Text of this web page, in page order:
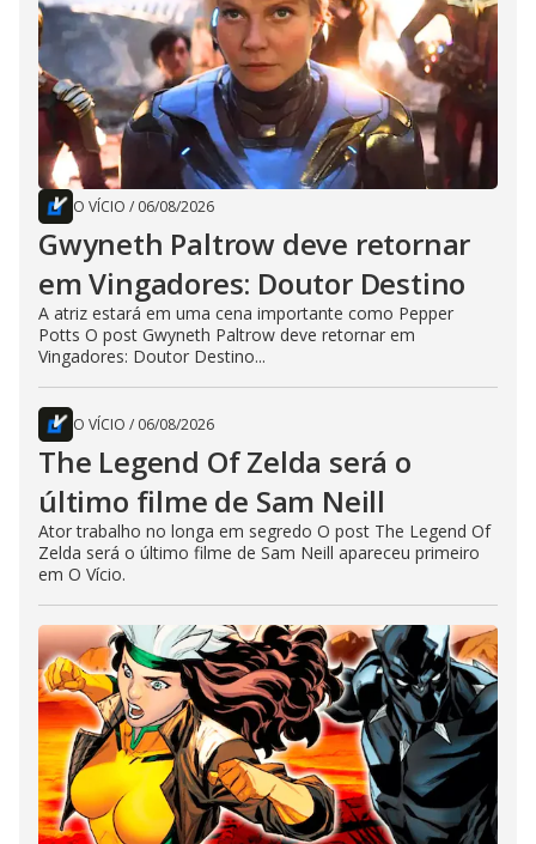
O VÍCIO / 06/08/2026
Gwyneth Paltrow deve retornar
em Vingadores: Doutor Destino
A atriz estará em uma cena importante como Pepper
Potts O post Gwyneth Paltrow deve retornar em
Vingadores: Doutor Destino...
O VÍCIO / 06/08/2026
The Legend Of Zelda será o
último filme de Sam Neill
Ator trabalho no longa em segredo O post The Legend Of
Zelda será o último filme de Sam Neill apareceu primeiro
em O Vício.